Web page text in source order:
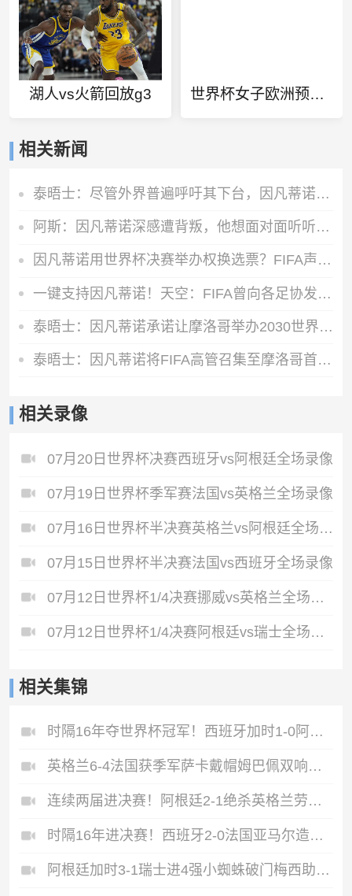
湖人vs火箭回放g3 世界杯女子欧洲预选赛赛程
相关新闻
泰晤士：尽管外界普遍呼吁其下台，因凡蒂诺仍拒绝辞职
阿斯：因凡蒂诺深感遭背叛，他想面对面听听核心人物真实想法
因凡蒂诺用世界杯决赛举办权换选票？FIFA声明：相关说法均是假的
一键支持因凡蒂诺！天空：FIFA曾向各足协发预制信函，签名已填好
泰晤士：因凡蒂诺承诺让摩洛哥举办2030世界杯决赛，以换取支持
泰晤士：因凡蒂诺将FIFA高管召集至摩洛哥首都召开危机会议
相关录像
07月20日世界杯决赛西班牙vs阿根廷全场录像
07月19日世界杯季军赛法国vs英格兰全场录像
07月16日世界杯半决赛英格兰vs阿根廷全场录像
07月15日世界杯半决赛法国vs西班牙全场录像
07月12日世界杯1/4决赛挪威vs英格兰全场录像
07月12日世界杯1/4决赛阿根廷vs瑞士全场录像
相关集锦
时隔16年夺世界杯冠军！西班牙加时1-0阿根廷费兰制胜恩佐染红
英格兰6-4法国获季军萨卡戴帽姆巴佩双响创纪录奥利塞2助+失良机
连续两届进决赛！阿根廷2-1绝杀英格兰劳塔罗恩佐破门梅西两助攻
时隔16年进决赛！西班牙2-0法国亚马尔造点奥亚萨瓦尔、波罗破门
阿根廷加时3-1瑞士进4强小蜘蛛破门梅西助攻麦卡恩博洛假摔染红